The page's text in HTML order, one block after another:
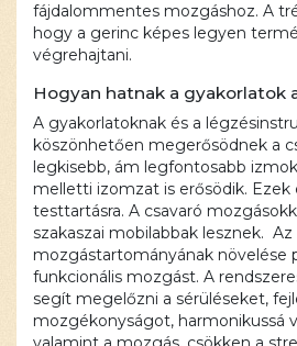
fájdalommentes mozgáshoz. A
hogy a gerinc képes legyen
végrehajtani.
Hogyan hatnak a gyakorlatok
A gyakorlatoknak és a
köszönhetően megerősödnek a
legkisebb, ám legfontosabb
melletti izomzat is erősödik.
testtartásra. A csavaró
szakaszai mobilabbak lesznek.
mozgástartományának növelése
funkcionális mozgást. A
segít megelőzni a sérüléseket,
mozgékonyságot, harmonikussá